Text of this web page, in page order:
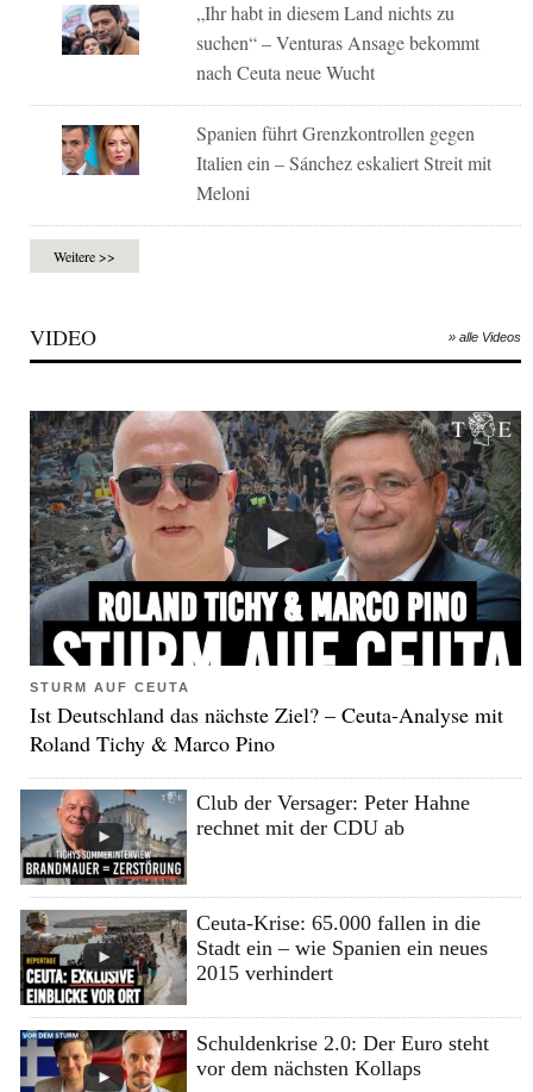
„Ihr habt in diesem Land nichts zu
suchen“ – Venturas Ansage bekommt
nach Ceuta neue Wucht
Spanien führt Grenzkontrollen gegen
Italien ein – Sánchez eskaliert Streit mit
Meloni
Weitere >>
VIDEO » alle Videos
STURM AUF CEUTA
Ist Deutschland das nächste Ziel? – Ceuta-Analyse mit
Roland Tichy & Marco Pino
Club der Versager: Peter Hahne
rechnet mit der CDU ab
Ceuta-Krise: 65.000 fallen in die
Stadt ein – wie Spanien ein neues
2015 verhindert
Schuldenkrise 2.0: Der Euro steht
vor dem nächsten Kollaps